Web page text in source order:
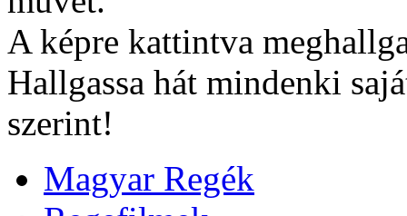
A képre kattintva
Hallgassa hát mindenki
szerint!
Magyar Regék